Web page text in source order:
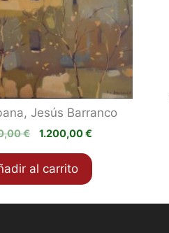
Jesús Barranco
€
El
original
era:
1.200,00€
actual
es:
al carrito